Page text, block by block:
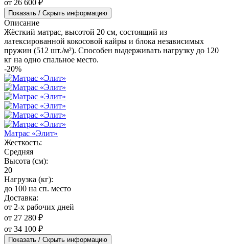
от 26 600 ₽
Показать / Скрыть информацию
Описание
Жёсткий матрас, высотой 20 см, состоящий из
латексированной кокосовой кайры и блока независимых
пружин (512 шт./м²). Способен выдерживать нагрузку до 120
кг на одно спальное место.
-20%
Матрас «Элит»
Жесткость:
Средняя
Высота (см):
20
Нагрузка (кг):
до 100 на сп. место
Доставка:
от 2-х рабочих дней
от 27 280 ₽
от 34 100 ₽
Показать / Скрыть информацию